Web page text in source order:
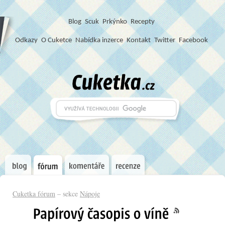
Blog Scuk Prkýnko Recepty
Odkazy O Cuketce Nabídka inzerce Kontakt Twitter Facebook
Cuketka fórum – sekce Nápoje